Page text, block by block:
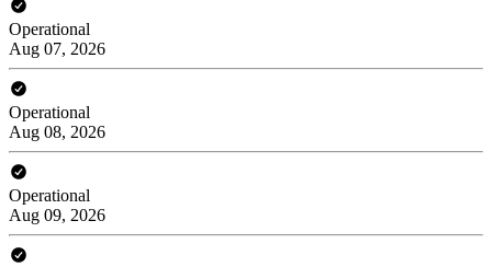
Operational
Aug 07, 2026
Operational
Aug 08, 2026
Operational
Aug 09, 2026